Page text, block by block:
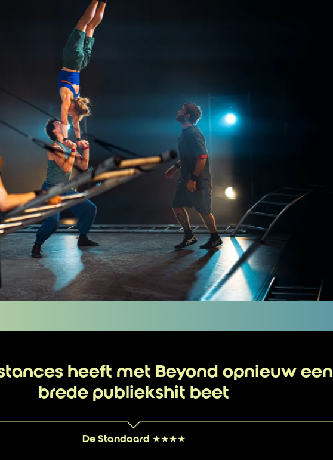
heeft met Beyond opnieuw een
brede publiekshit beet
De Standaard ★★★★